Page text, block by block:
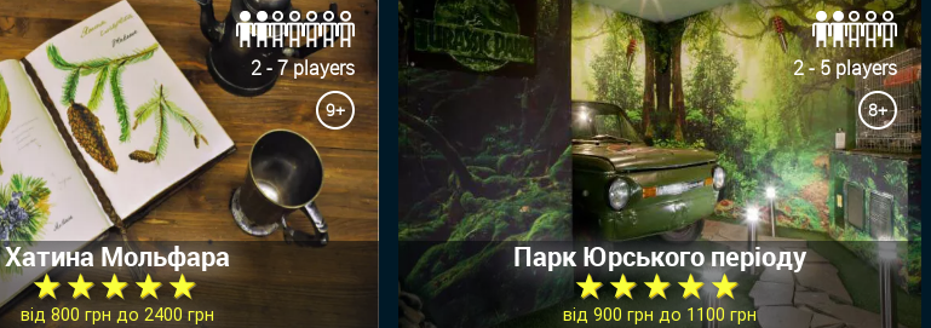
2 - 7 players
9+
Хатина Мольфара
★ ★ ★ ★ ★
від 800 грн до 2400 грн
2 - 5 players
8+
Парк Юрського періоду
★ ★ ★ ★ ★
від 900 грн до 1100 грн